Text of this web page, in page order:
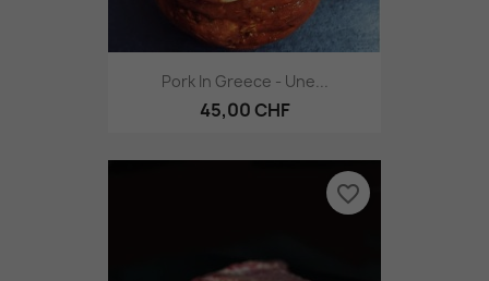
Pork In Greece - Une...
45,00 CHF
favorite_border